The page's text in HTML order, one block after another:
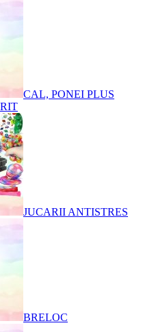
CAL, PONEI PLUS
JUCARII ANTISTRES
BRELOC